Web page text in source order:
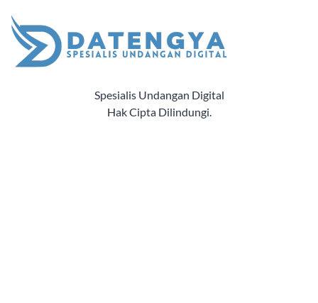
Spesialis Undangan Digital
Hak Cipta Dilindungi.